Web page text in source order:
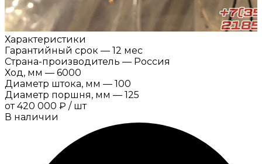
Характеристики
Гарантийный срок — 12 мес
Страна-производитель — Россия
Ход, мм — 6000
Диаметр штока, мм — 100
Диаметр поршня, мм — 125
от 420 000 ₽ / шт
В наличии